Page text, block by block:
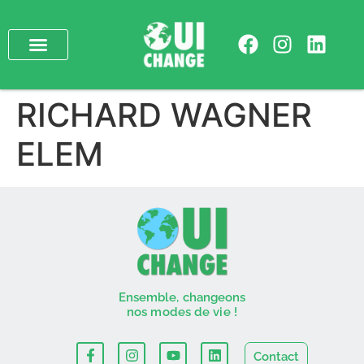
RICHARD WAGNER
ELEM
Ensemble, changeons
nos modes de vie !
Contact